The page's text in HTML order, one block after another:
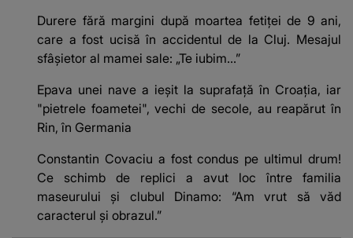
Durere fără margini după moartea fetiței de 9 ani,
care a fost ucisă în accidentul de la Cluj. Mesajul
sfâșietor al mamei sale: „Te iubim…”
Epava unei nave a ieșit la suprafață în Croația, iar
"pietrele foametei", vechi de secole, au reapărut în
Rin, în Germania
Constantin Covaciu a fost condus pe ultimul drum!
Ce schimb de replici a avut loc între familia
maseurului și clubul Dinamo: “Am vrut să văd
caracterul și obrazul.”